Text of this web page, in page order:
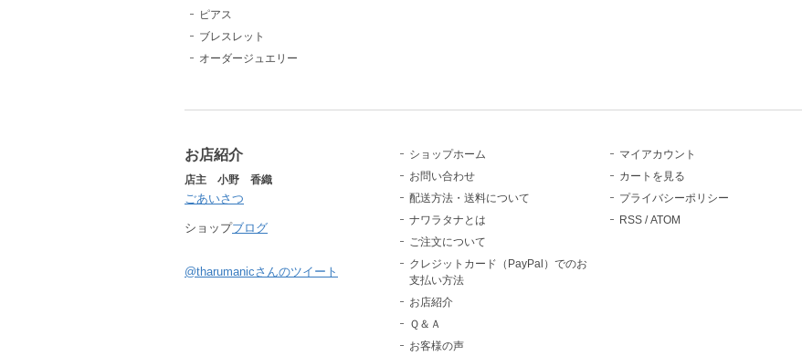
ピアス
ブレスレット
オーダージュエリー
お店紹介
店主 小野 香織
ごあいさつ
ショップブログ
@tharumanicさんのツイート
ショップホーム
お問い合わせ
配送方法・送料について
ナワラタナとは
ご注文について
クレジットカード（PayPal）でのお
支払い方法
お店紹介
Ｑ＆Ａ
お客様の声
マイアカウント
カートを見る
プライバシーポリシー
RSS /ATOM